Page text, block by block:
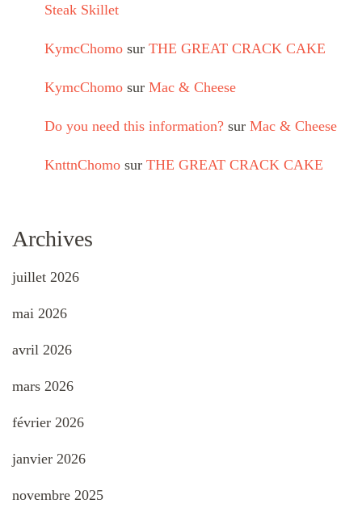
Steak Skillet
KymcChomo sur THE GREAT CRACK CAKE
KymcChomo sur Mac & Cheese
Do you need this information? sur Mac & Cheese
KnttnChomo sur THE GREAT CRACK CAKE
Archives
juillet 2026
mai 2026
avril 2026
mars 2026
février 2026
janvier 2026
novembre 2025